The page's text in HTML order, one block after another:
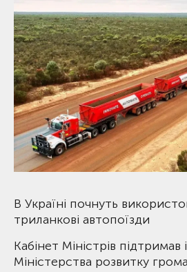
В Україні почнуть
триланкові автопоїзди
Кабінет Міністрів підтримав
Міністерства розвитку